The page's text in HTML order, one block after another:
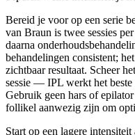
Bereid je voor op een serie
van Braun is twee sessies
daarna
behandelingen consistent;
zichtbaar resultaat. Scheer
sessie — IPL werkt het
Gebruik geen hars of
follikel aanwezig zijn om
Start op een lagere